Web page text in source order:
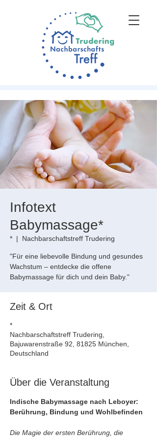
Infotext
Babymassage*
*
  |
Nachbarschaftstreff Trudering
"Für eine liebevolle Bindung und gesundes
Wachstum – entdecke die offene
Babymassage für dich und dein Baby."
Zeit & Ort
*
Nachbarschaftstreff Trudering,
Bajuwarenstraße 92, 81825 München,
Deutschland
Über die Veranstaltung
Indische Babymassage nach Leboyer:
Berührung, Bindung und Wohlbefinden
Die Magie der ersten Berührung, die